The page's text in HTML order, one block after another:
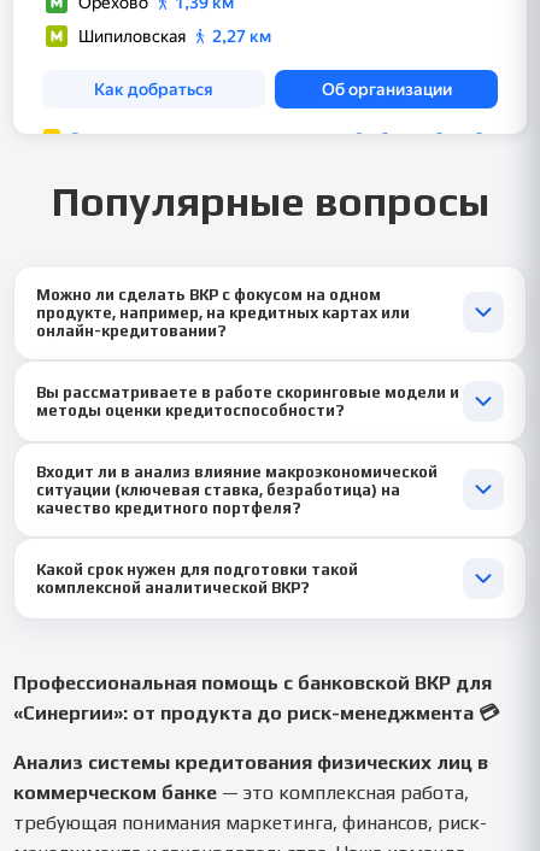
Популярные вопросы
Можно ли сделать ВКР с фокусом на одном
продукте, например, на кредитных картах или
онлайн-кредитовании?
позволяет детально изучить специфику продукта, его
жизненный цикл, поведение заемщиков и риски. Мы можем
подготовить глубокое исследование по рынку кредитных карт
или разработать стратегию развития цифрового
кредитования для банка.
Вы рассматриваете в работе скоринговые модели и
методы оценки кредитоспособности?
(application scoring, поведенческий скоринг) — это ядро риск-
менеджмента. Мы разберем, как они работают, как оценить их
Входит ли в анализ влияние макроэкономической
ситуации (ключевая ставка, безработица) на
качество кредитного портфеля?
чувствительность портфеля кредитов физическим лицам к
изменению ключевой ставки ЦБ, роста безработицы или
падения реальных доходов населения, моделируя стресс-
Какой срок нужен для подготовки такой
комплексной аналитической ВКР?
качественную работу за 14-18 дней, сфокусировавшись на
ключевых разделах: анализ рынка, продуктовой линейки банка
и разработке проектных предложений. ⏱️
Профессиональная помощь с банковской ВКР для
«Синергии»: от продукта до риск-менеджмента 💳
Анализ системы кредитования физических лиц в
коммерческом банке — это комплексная работа,
требующая понимания маркетинга, финансов, риск-